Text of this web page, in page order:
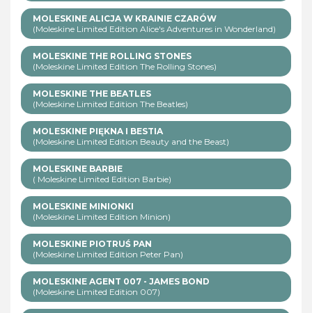
MOLESKINE ALICJA W KRAINIE CZARÓW
(Moleskine Limited Edition Alice's Adventures in Wonderland)
MOLESKINE THE ROLLING STONES
(Moleskine Limited Edition The Rolling Stones)
MOLESKINE THE BEATLES
(Moleskine Limited Edition The Beatles)
MOLESKINE PIĘKNA I BESTIA
(Moleskine Limited Edition Beauty and the Beast)
MOLESKINE BARBIE
( Moleskine Limited Edition Barbie)
MOLESKINE MINIONKI
(Moleskine Limited Edition Minion)
MOLESKINE PIOTRUŚ PAN
(Moleskine Limited Edition Peter Pan)
MOLESKINE AGENT 007 - JAMES BOND
(Moleskine Limited Edition 007)